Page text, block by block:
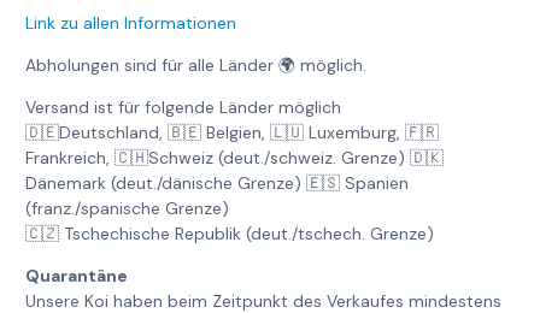
Link zu allen Informationen
Abholungen sind für alle Länder 🌍 möglich.
Versand ist für folgende Länder möglich
🇩🇪Deutschland, 🇧🇪 Belgien, 🇱🇺 Luxemburg, 🇫🇷
Frankreich, 🇨🇭Schweiz (deut./schweiz. Grenze) 🇩🇰
Dänemark (deut./dänische Grenze) 🇪🇸 Spanien
(franz./spanische Grenze)
🇨🇿 Tschechische Republik (deut./tschech. Grenze)
Quarantäne
Unsere Koi haben beim Zeitpunkt des Verkaufes mindestens